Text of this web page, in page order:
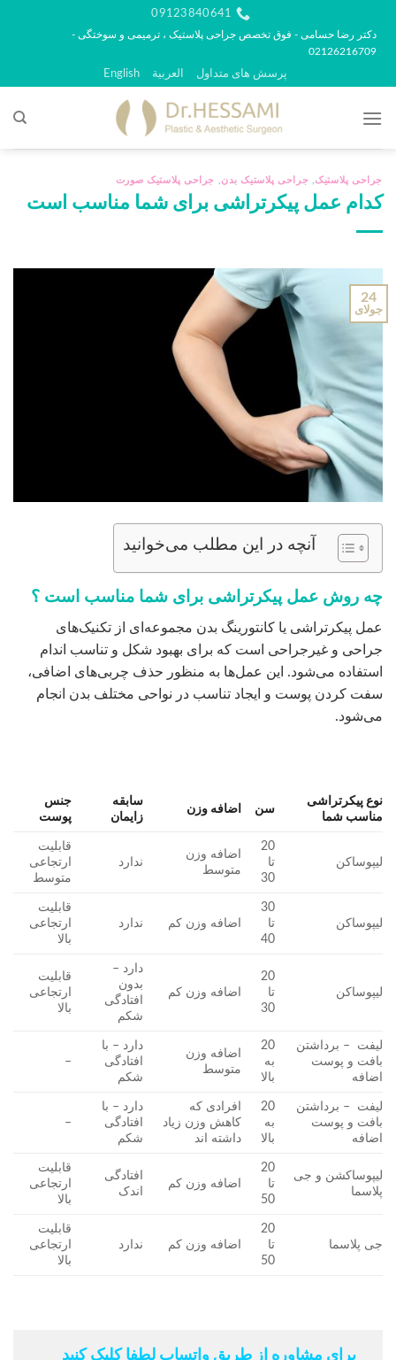
محتوا
09123840641
دکتر رضا حسامی - فوق تخصص جراحی پلاستیک ، ترمیمی و سوختگی -
02126216709
پرسش های متداول العربية English
جراحی پلاستیک جراحی پلاستیک بدن جراحی پلاستیک صورت
کدام عمل پیکرتراشی برای شما مناسب است
24
جولای
آنچه در این مطلب می‌خوانید
چه روش عمل پیکرتراشی برای شما مناسب است ؟
عمل پیکرتراشی یا کانتورینگ بدن مجموعه‌ای از تکنیک‌های
جراحی و غیرجراحی است که برای بهبود شکل و تناسب اندام
استفاده می‌شود. این عمل‌ها به منظور حذف چربی‌های اضافی،
سفت کردن پوست و ایجاد تناسب در نواحی مختلف بدن انجام
می‌شود.
نوع پیکرتراشی
مناسب شما
سن اضافه وزن
سابقه
زایمان
جنس
پوست
لیپوساکن
20
تا
30
اضافه وزن
متوسط
ندارد
قابلیت
ارتجاعی
متوسط
لیپوساکن
30
تا
40
اضافه وزن کم ندارد
قابلیت
ارتجاعی
بالا
لیپوساکن
20
تا
30
اضافه وزن کم
دارد –
بدون
افتادگی
شکم
قابلیت
ارتجاعی
بالا
لیفت – برداشتن
بافت و پوست
اضافه
20
به
بالا
اضافه وزن
متوسط
دارد – با
افتادگی
شکم
–
لیفت – برداشتن
بافت و پوست
اضافه
20
به
بالا
افرادی که
کاهش وزن زیاد
داشته اند
دارد – با
افتادگی
شکم
–
لیپوساکشن و جی
پلاسما
20
تا
50
اضافه وزن کم
افتادگی
اندک
قابلیت
ارتجاعی
بالا
جی پلاسما
20
تا
50
اضافه وزن کم ندارد
قابلیت
ارتجاعی
بالا
برای مشاوره از طریق واتساپ لطفا کلیک کنید